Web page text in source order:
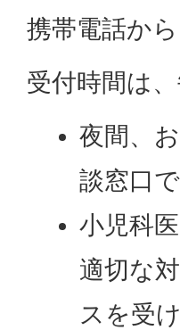
携帯電話か
受付時間は
夜間、
談窓口で
小児科
適切な
スを受